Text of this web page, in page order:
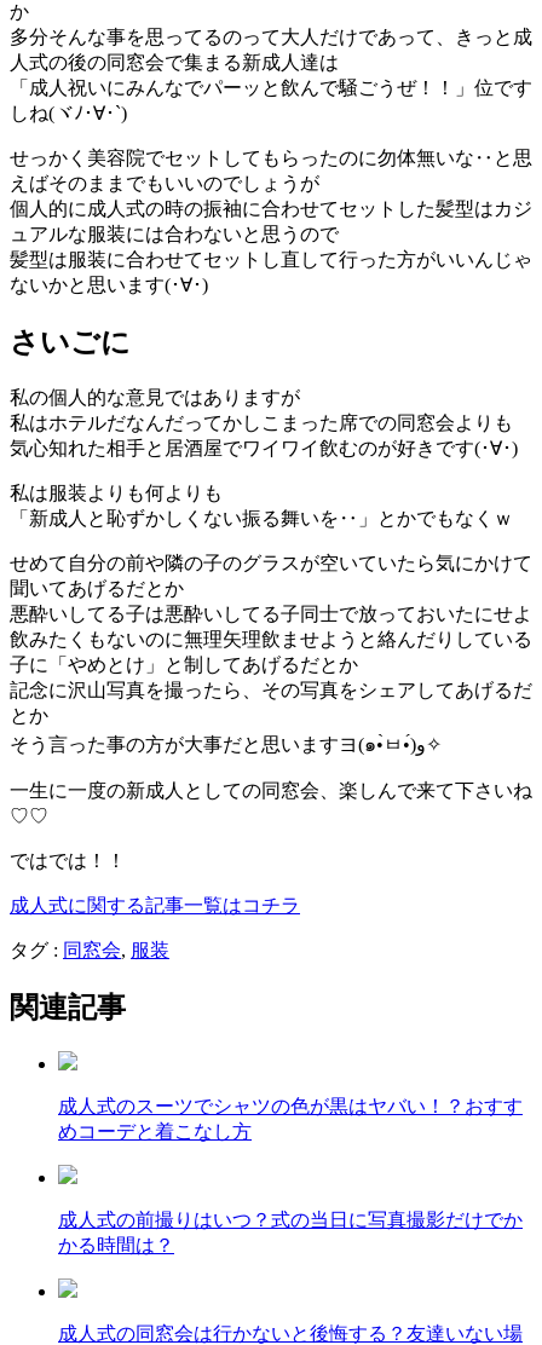
か
多分そんな事を思ってるのって大人だけであって、きっと成
人式の後の同窓会で集まる新成人達は
「成人祝いにみんなでパーッと飲んで騒ごうぜ！！」位です
しね(ヾﾉ･∀･`)
せっかく美容院でセットしてもらったのに勿体無いな‥と思
えばそのままでもいいのでしょうが
個人的に成人式の時の振袖に合わせてセットした髪型はカジ
ュアルな服装には合わないと思うので
髪型は服装に合わせてセットし直して行った方がいいんじゃ
ないかと思います(･∀･)
さいごに
私の個人的な意見ではありますが
私はホテルだなんだってかしこまった席での同窓会よりも
気心知れた相手と居酒屋でワイワイ飲むのが好きです(･∀･)
私は服装よりも何よりも
「新成人と恥ずかしくない振る舞いを‥」とかでもなくｗ
せめて自分の前や隣の子のグラスが空いていたら気にかけて
聞いてあげるだとか
悪酔いしてる子は悪酔いしてる子同士で放っておいたにせよ
飲みたくもないのに無理矢理飲ませようと絡んだりしている
子に「やめとけ」と制してあげるだとか
記念に沢山写真を撮ったら、その写真をシェアしてあげるだ
とか
そう言った事の方が大事だと思いますヨ(๑•̀ㅂ•́)و✧
一生に一度の新成人としての同窓会、楽しんで来て下さいね
♡♡
ではでは！！
成人式に関する記事一覧はコチラ
タグ : 同窓会, 服装
関連記事
成人式のスーツでシャツの色が黒はヤバい！？おすす
めコーデと着こなし方
成人式の前撮りはいつ？式の当日に写真撮影だけでか
かる時間は？
成人式の同窓会は行かないと後悔する？友達いない場